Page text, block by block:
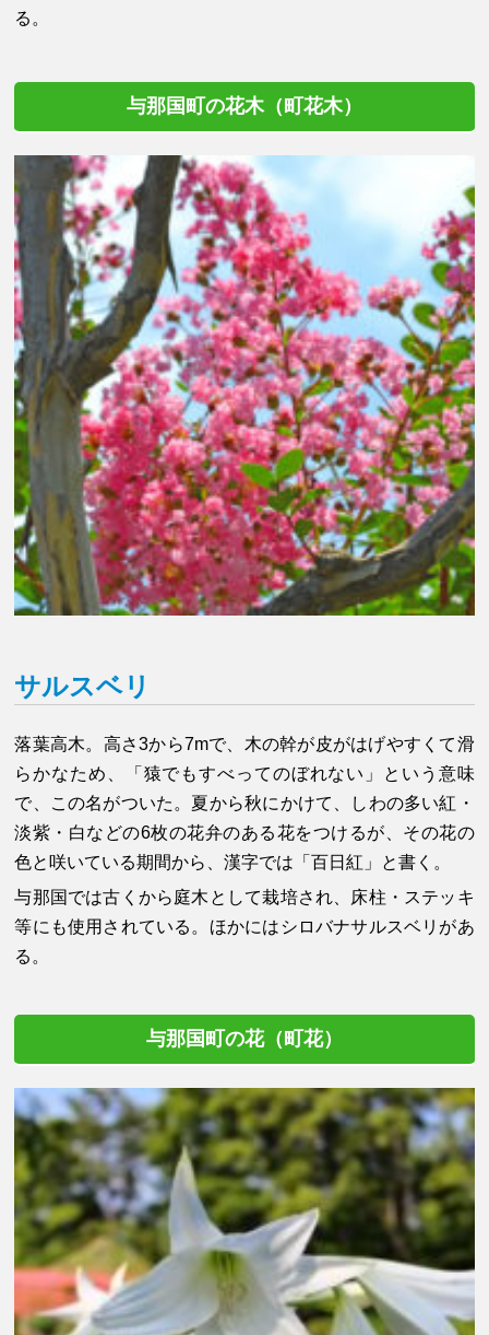
る。
与那国町の花木（町花木）
サルスベリ
落葉高木。高さ3から7mで、木の幹が皮がはげやすくて滑
らかなため、「猿でもすべってのぼれない」という意味
で、この名がついた。夏から秋にかけて、しわの多い紅・
淡紫・白などの6枚の花弁のある花をつけるが、その花の
色と咲いている期間から、漢字では「百日紅」と書く。
与那国では古くから庭木として栽培され、床柱・ステッキ
等にも使用されている。ほかにはシロバナサルスベリがあ
る。
与那国町の花（町花）